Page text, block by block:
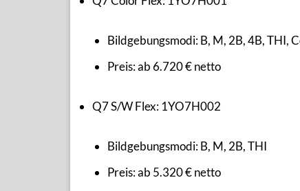
Bildgebungsmodi: B, M, 2B, 4B, THI,
Preis: ab 6.720 € netto
Q7 S/W Flex: 1YO7H002
Bildgebungsmodi: B, M, 2B, THI
Preis: ab 5.320 € netto